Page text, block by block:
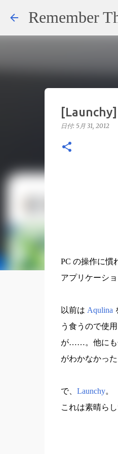
Remember
日付: 5月 31, 2012
PC の操作に慣
アプリケーシ
以前は Aqulina
う食うので使
が……。他にも
がわかなかった
で、 Launchy。
これは素晴ら